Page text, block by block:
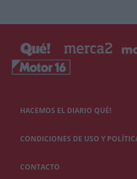
HACEMOS EL DIARIO QUÉ!
CONDICIONES DE USO Y
CONTACTO